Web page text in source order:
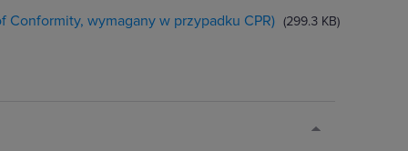
Conformity, wymagany w przypadku CPR) (299.3 KB)